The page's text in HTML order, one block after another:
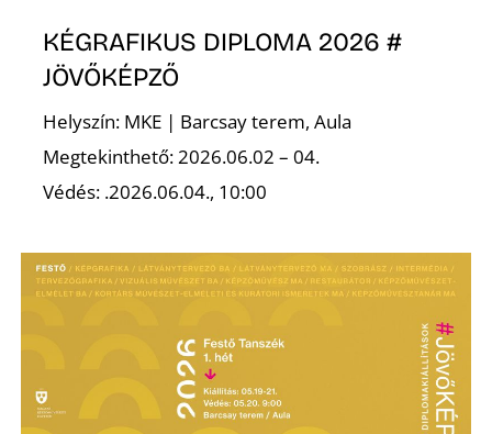
KÉGRAFIKUS DIPLOMA 2026 #
JÖVŐKÉPZŐ
Helyszín: MKE | Barcsay terem, Aula
Megtekinthető: 2026.06.02 – 04.
Védés: .2026.06.04., 10:00